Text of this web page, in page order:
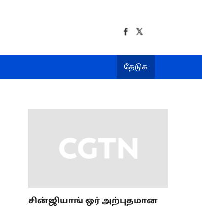
தேடுக
சின்ஜியாங் ஒர் அற்புதமான